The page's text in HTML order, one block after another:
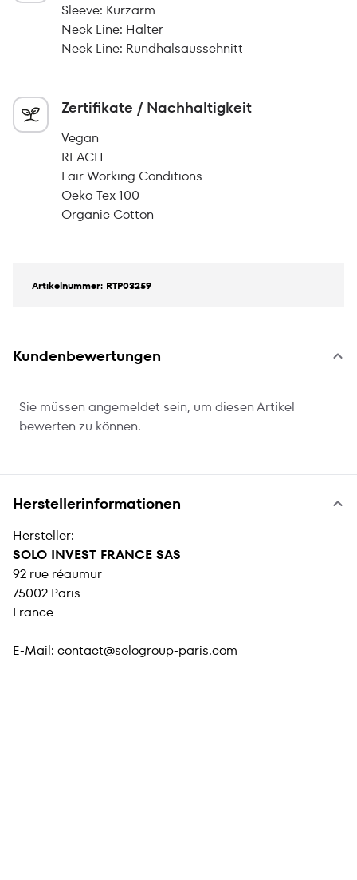
Sleeve: Kurzarm
Neck Line: Halter
Neck Line: Rundhalsausschnitt
Zertifikate / Nachhaltigkeit
Vegan
REACH
Fair Working Conditions
Oeko-Tex 100
Organic Cotton
Artikelnummer: RTP03259
Kundenbewertungen
Sie müssen angemeldet sein, um diesen Artikel
bewerten zu können.
Herstellerinformationen
Hersteller:
SOLO INVEST FRANCE SAS
92 rue réaumur
75002 Paris
France
E-Mail: contact@sologroup-paris.com